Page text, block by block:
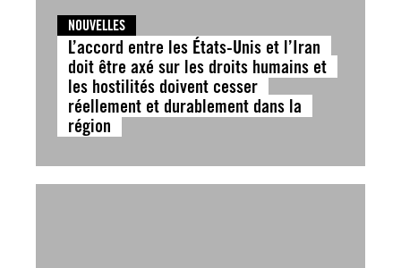
NOUVELLES
L’accord entre les États-Unis et l’Iran
doit être axé sur les droits humains et
les hostilités doivent cesser
réellement et durablement dans la
région